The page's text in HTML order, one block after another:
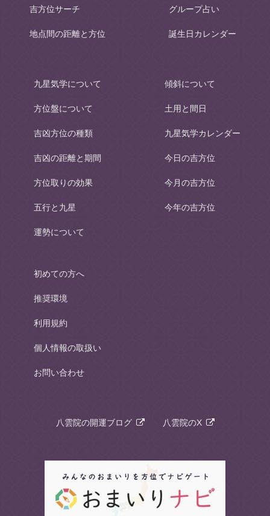
吉方位サーチ
地点間の距離と方位
グループ占い
誕生日カレンダー
九星気学について
方位盤について
吉凶方位の種類
吉凶の距離と期間
方位取りの効果
五行と九星
運勢について
傾斜について
土用と間日
九星気学カレンダー
今日の吉方位
今月の吉方位
今年の吉方位
初めての方へ
推奨環境
利用規約
個人情報の取扱い
お問い合わせ
八雲院の開運ブログ 八雲院のX